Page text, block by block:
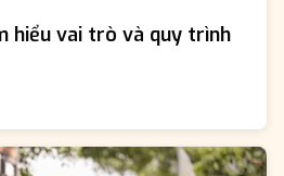
hiểu vai trò và quy trình